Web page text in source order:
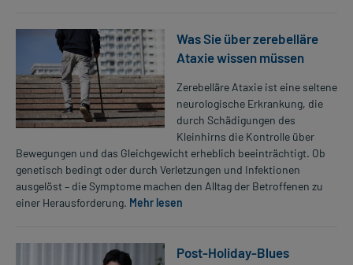
Was Sie über zerebelläre
Ataxie wissen müssen
Zerebelläre Ataxie ist eine seltene
neurologische Erkrankung, die
durch Schädigungen des
Kleinhirns die Kontrolle über
Bewegungen und das Gleichgewicht erheblich beeinträchtigt. Ob
genetisch bedingt oder durch Verletzungen und Infektionen
ausgelöst – die Symptome machen den Alltag der Betroffenen zu
einer Herausforderung. Mehr lesen
Post-Holiday-Blues